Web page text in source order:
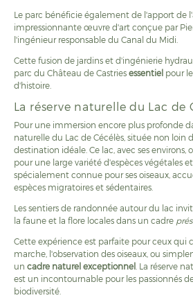
Le parc bénéficie également de l'apport de
impressionnante œuvre d'art conçue par
l'ingénieur responsable du Canal du Midi.
Cette fusion de jardins et d'ingénierie
parc du Château de Castries essentielpour
d'histoire.
La réserve naturelle du Lac de
Pour une immersion encore plus profonde
naturelle du Lac de Cécélès, située non loin
destination idéale. Ce lac, avec ses
pour une large variété d'espèces végétales
spécialement connue pour ses oiseaux,
espèces migratoires et sédentaires.
Les sentiers de randonnée autour du lac
la faune et la flore locales dans un cadre
Cette expérience est parfaite pour ceux qui
marche, l'observation des oiseaux, ou
un cadre naturel exceptionnel . La réserve
est un incontournable pour les passionnés
biodiversité.